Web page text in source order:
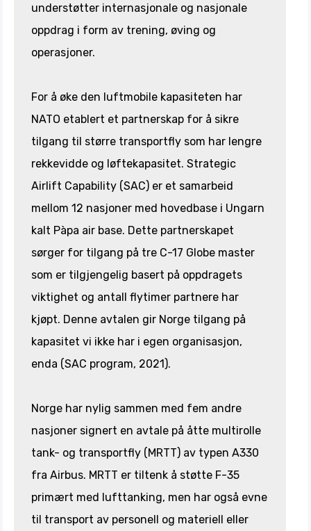
understøtter internasjonale og nasjonale
oppdrag i form av trening, øving og
operasjoner.
For å øke den luftmobile kapasiteten har
NATO etablert et partnerskap for å sikre
tilgang til større transportfly som har lengre
rekkevidde og løftekapasitet. Strategic
Airlift Capability (SAC) er et samarbeid
mellom 12 nasjoner med hovedbase i Ungarn
kalt Pàpa air base. Dette partnerskapet
sørger for tilgang på tre C-17 Globe master
som er tilgjengelig basert på oppdragets
viktighet og antall flytimer partnere har
kjøpt. Denne avtalen gir Norge tilgang på
kapasitet vi ikke har i egen organisasjon,
enda (SAC program, 2021).
Norge har nylig sammen med fem andre
nasjoner signert en avtale på åtte multirolle
tank- og transportfly (MRTT) av typen A330
fra Airbus. MRTT er tiltenk å støtte F-35
primært med lufttanking, men har også evne
til transport av personell og materiell eller